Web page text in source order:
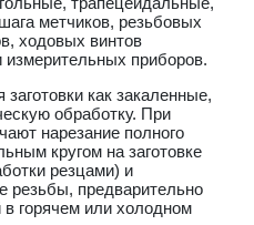
метчиков, резьбовых
ходовых винтов
приборов.
как закаленные,
обработку. При
нарезание полного
кругом на заготовке
резцами) и
резьбы, предварительно
в горячем или холодном